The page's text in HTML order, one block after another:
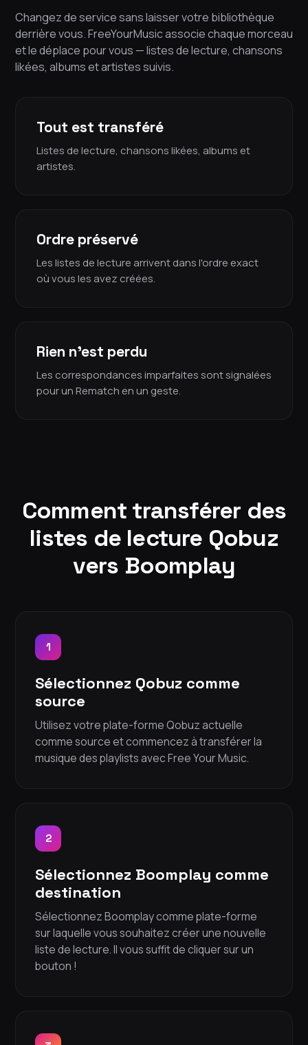
Changez de service sans laisser votre bibliothèque
derrière vous. FreeYourMusic associe chaque morceau
et le déplace pour vous — listes de lecture, chansons
likées, albums et artistes suivis.
Tout est transféré
Listes de lecture, chansons likées, albums et
artistes.
Ordre préservé
Les listes de lecture arrivent dans l'ordre exact
où vous les avez créées.
Rien n'est perdu
Les correspondances imparfaites sont signalées
pour un Rematch en un geste.
Comment transférer des
listes de lecture Qobuz
vers Boomplay
1
Sélectionnez Qobuz comme
source
Utilisez votre plate-forme Qobuz actuelle
comme source et commencez à transférer la
musique des playlists avec Free Your Music.
2
Sélectionnez Boomplay comme
destination
Sélectionnez Boomplay comme plate-forme
sur laquelle vous souhaitez créer une nouvelle
liste de lecture. Il vous suffit de cliquer sur un
bouton !